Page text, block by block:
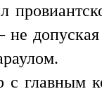
с главным